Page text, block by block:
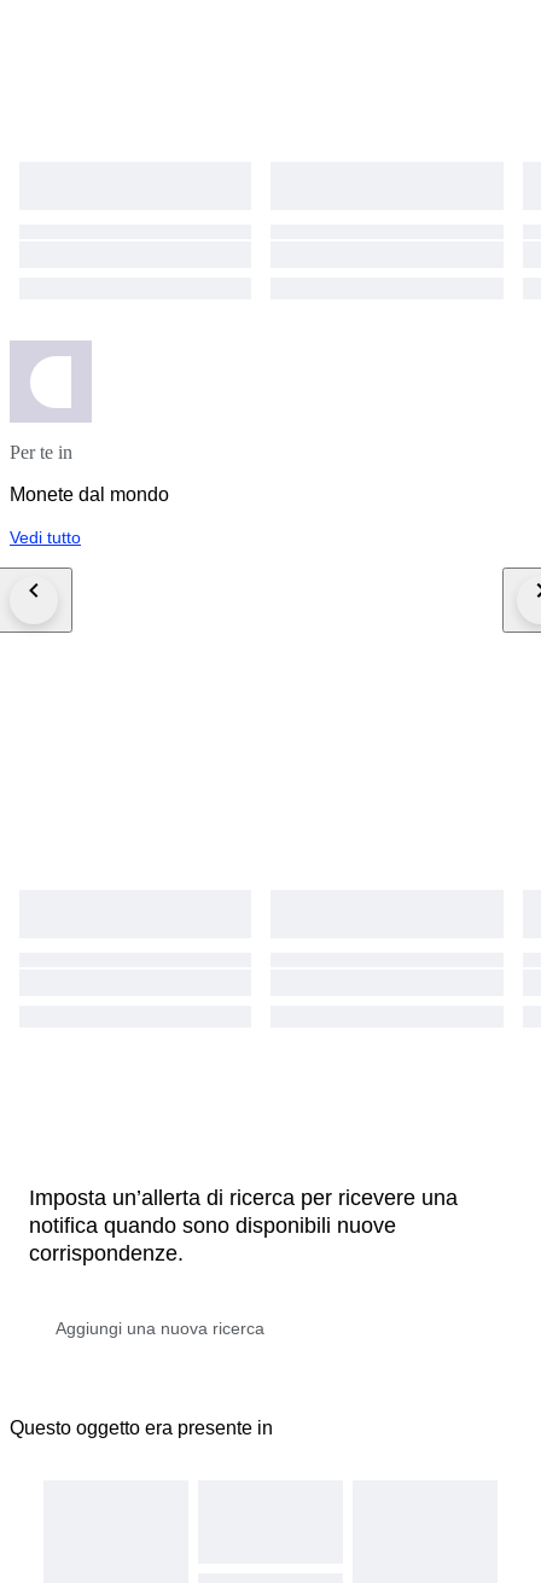
Per te in
Monete dal mondo
Vedi tutto
Imposta un’allerta di ricerca per ricevere una
notifica quando sono disponibili nuove
corrispondenze.
Questo oggetto era presente in